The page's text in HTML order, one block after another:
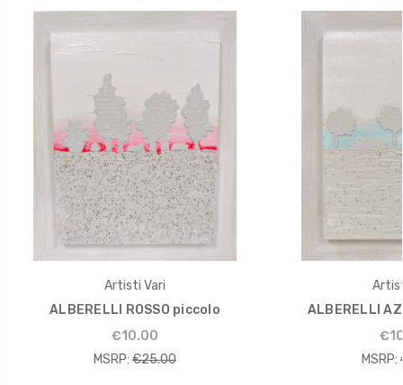
Artisti Vari
ALBERELLI ROSSO piccolo
€10.00
MSRP: €25.00
ALBERELLI
MSRP: